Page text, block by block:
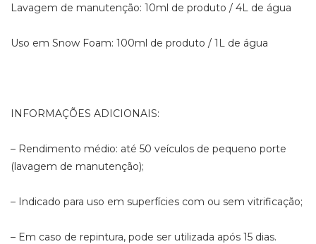
Lavagem de manutenção: 10ml de produto / 4L de água
Uso em Snow Foam: 100ml de produto / 1L de água
INFORMAÇÕES ADICIONAIS:
– Rendimento médio: até 50 veículos de pequeno porte
(lavagem de manutenção);
– Indicado para uso em superfícies com ou sem vitrificação;
– Em caso de repintura, pode ser utilizada após 15 dias.